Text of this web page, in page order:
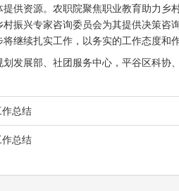
供资源。农职院聚焦职业教育助力
振兴专家咨询委员会为其提供决策
继续扎实工作，以务实的工作态度和
发展部、社团服务中心，平谷区科
总结
总结